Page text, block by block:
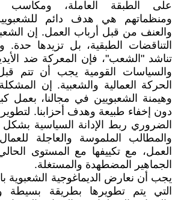
على الطبقة العاملة، ومكاسب
ومنظماتهم هي هدف دائم
والعنف من قبل أرباب العمل. إن
التناقضات الطبقية، بل تزيدها حدة.
تناشد "الشعب"، فإن المعركة ضد
والسياسات القومية يجب أن تتم
الحركة العمالية والشعبية. إن
وهيمنة الشعبويين في مجالنا، بعمل
دون إخفاء طبيعة وهدف أحزابنا.
الضروري ربط الإدانة السياسية بشكل
والمطالب الملموسة والعاجلة
العمل، مع تكييفها مع المستوى
الجماهير المضطهدة والمستغلة.
يجب أن نعارض الديماغوجية الشعبوية
التي يتم تطويرها بطريقة بسيطة